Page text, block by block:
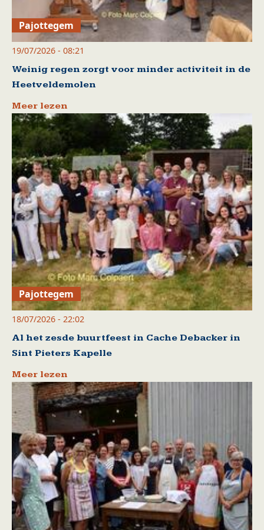
Pajottegem
19/07/2026 - 08:21
Weinig regen zorgt voor minder activiteit in de
Heetveldemolen
Meer lezen
Pajottegem
18/07/2026 - 22:02
Al het zesde buurtfeest in Cache Debacker in
Sint Pieters Kapelle
Meer lezen